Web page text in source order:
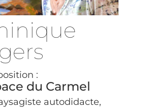
:
du Carmel
autodidacte,